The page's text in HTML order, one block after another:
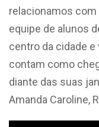
relacionamos com
equipe de alunos
centro da cidade
contam como
diante das suas
Amanda Caroline,